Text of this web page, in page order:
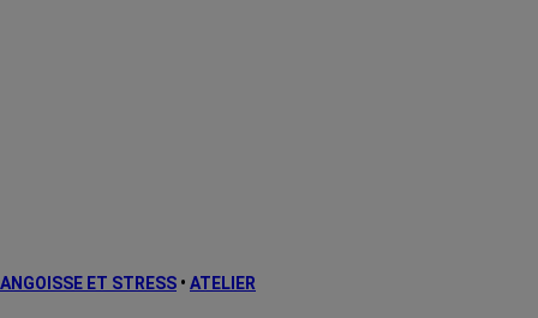
ANGOISSE ET STRESS • ATELIER